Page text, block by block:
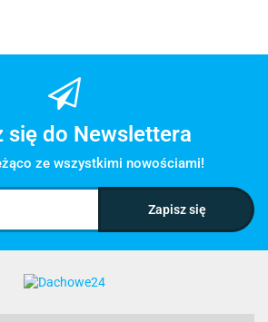
się do Newslettera
ze wszystkimi nowościami!